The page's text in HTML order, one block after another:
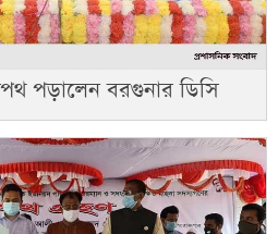
পড়ালেন বরগুনার ডিসি